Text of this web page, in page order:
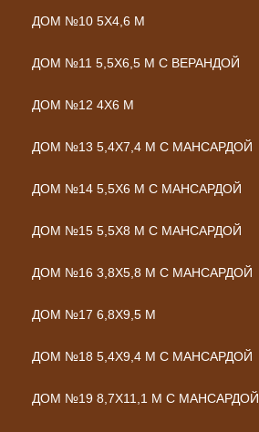
ДОМ №10 5Х4,6 М
ДОМ №11 5,5Х6,5 М С ВЕРАНДОЙ
ДОМ №12 4Х6 М
ДОМ №13 5,4Х7,4 М С МАНСАРДОЙ
ДОМ №14 5,5Х6 М С МАНСАРДОЙ
ДОМ №15 5,5Х8 М С МАНСАРДОЙ
ДОМ №16 3,8Х5,8 М С МАНСАРДОЙ
ДОМ №17 6,8Х9,5 М
ДОМ №18 5,4Х9,4 М С МАНСАРДОЙ
ДОМ №19 8,7Х11,1 М С МАНСАРДОЙ